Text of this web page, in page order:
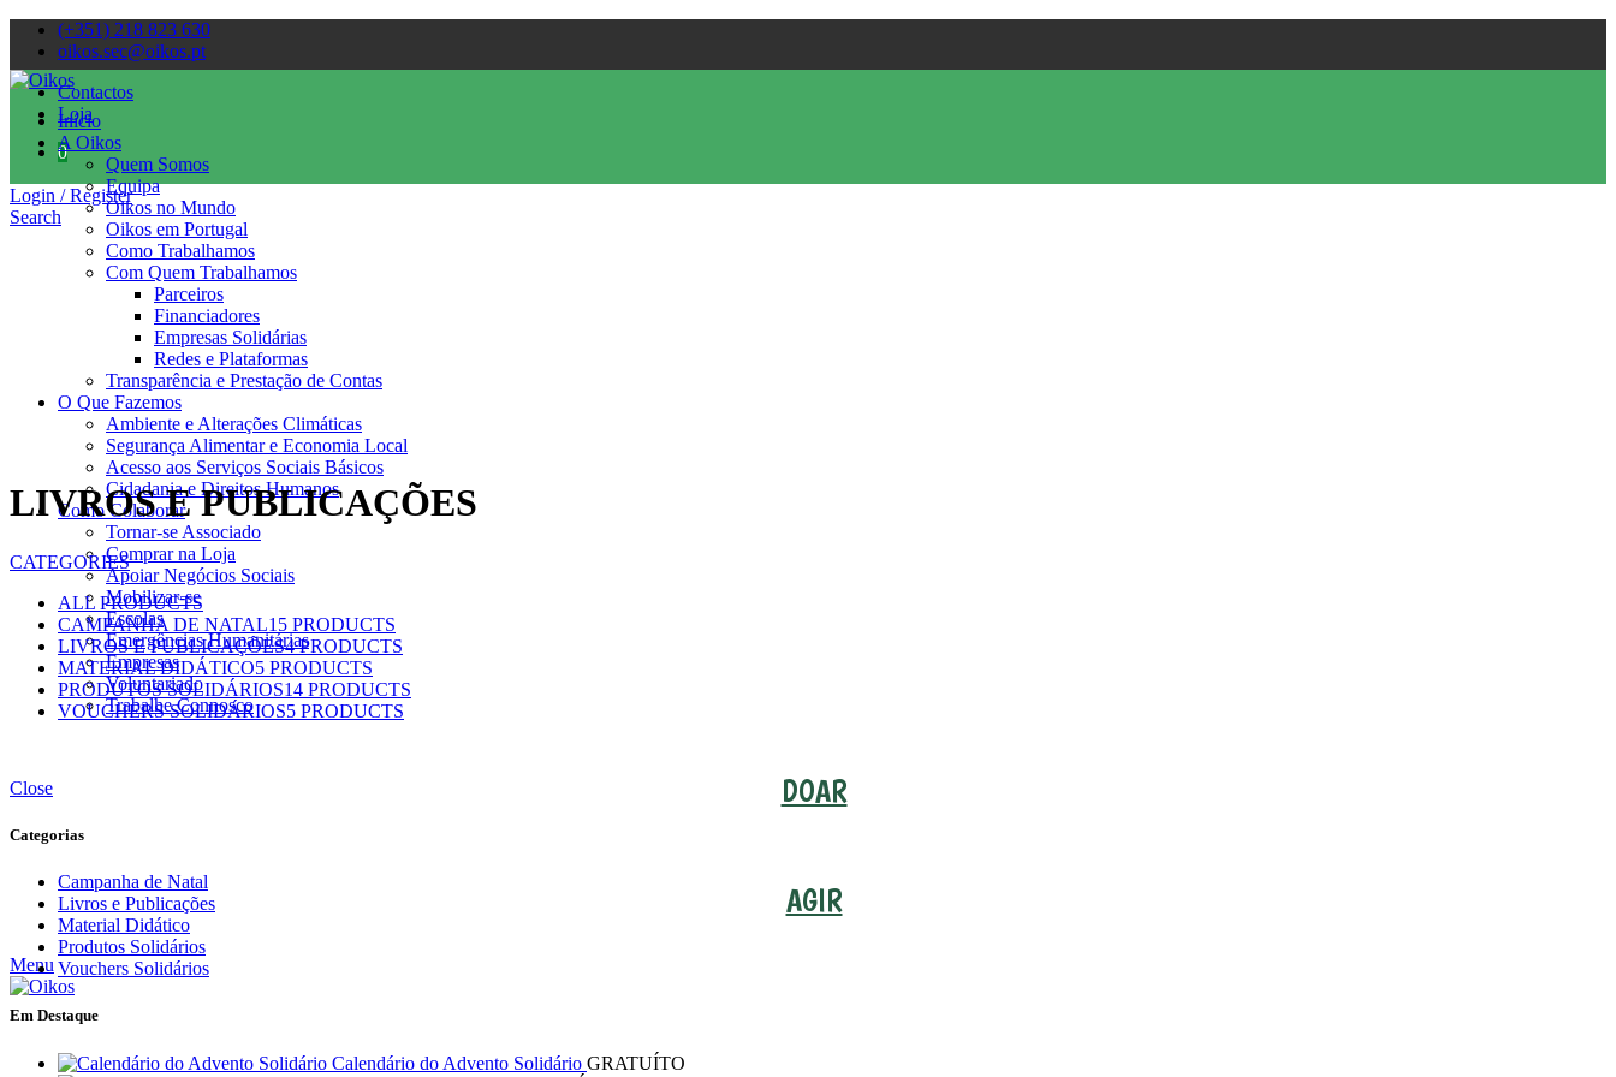
(+351) 218 823 630
oikos.sec@oikos.pt
Contactos
Loja
0
Login / Register
Search
Início
A Oikos
Quem Somos
Equipa
Oikos no Mundo
Oikos em Portugal
Como Trabalhamos
Com Quem Trabalhamos
Parceiros
Financiadores
Empresas Solidárias
Redes e Plataformas
Transparência e Prestação de Contas
O Que Fazemos
Ambiente e Alterações Climáticas
Segurança Alimentar e Economia Local
Acesso aos Serviços Sociais Básicos
Cidadania e Direitos Humanos
Como Colaborar
Tornar-se Associado
Comprar na Loja
Apoiar Negócios Sociais
Mobilizar-se
Escolas
Emergências Humanitárias
Empresas
Voluntariado
Trabalhe Connosco
DOAR
AGIR
Menu
LIVROS E PUBLICAÇÕES
CATEGORIES
ALL PRODUCTS
CAMPANHA DE NATAL15 PRODUCTS
LIVROS E PUBLICAÇÕES4 PRODUCTS
MATERIAL DIDÁTICO5 PRODUCTS
PRODUTOS SOLIDÁRIOS14 PRODUCTS
VOUCHERS SOLIDÁRIOS5 PRODUCTS
Close
Categorias
Campanha de Natal
Livros e Publicações
Material Didático
Produtos Solidários
Vouchers Solidários
Em Destaque
Calendário do Advento Solidário GRATUÍTO